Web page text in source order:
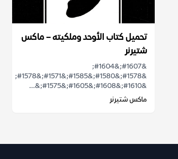
تحميل كتاب الأوحد وملكيته – ماكس
شتيرنر
&#1607;&#1604;
&#1578;&#1580;&#1585;&#1571;&#1578;
&#1610;&#1608;&#1605;&#1575;&...
ماكس شتيرنر